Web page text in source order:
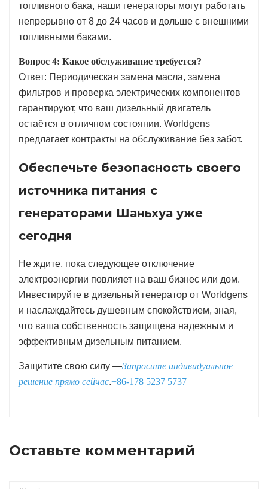
топливного бака, наши генераторы могут работать
непрерывно от 8 до 24 часов и дольше с внешними
топливными баками.
Вопрос 4: Какое обслуживание требуется?
Ответ: Периодическая замена масла, замена
фильтров и проверка электрических компонентов
гарантируют, что ваш дизельный двигатель
остаётся в отличном состоянии. Worldgens
предлагает контракты на обслуживание без забот.
Обеспечьте безопасность своего
источника питания с
генераторами Шаньхуа уже
сегодня
Не ждите, пока следующее отключение
электроэнергии повлияет на ваш бизнес или дом.
Инвестируйте в дизельный генератор от Worldgens
и наслаждайтесь душевным спокойствием, зная,
что ваша собственность защищена надежным и
эффективным дизельным питанием.
Защитите свою силу —Запросите индивидуальное
решение прямо сейчас.+86-178 5237 5737
Оставьте комментарий